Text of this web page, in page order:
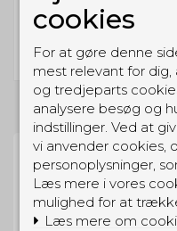
cookies
For at gøre denne
mest relevant for
og tredjeparts
analysere besøg og
indstillinger. Ved at
vi anvender cookies,
personoplysninger,
Læs mere i vores
mulighed for at
Læs mere om